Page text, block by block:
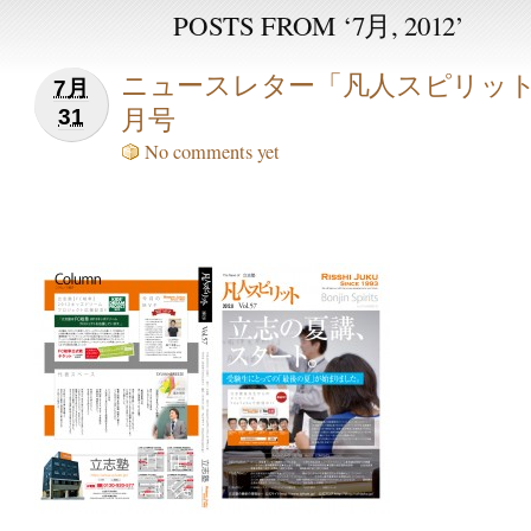
POSTS FROM ‘7月, 2012’
7月
31
ニュースレター「凡人スピリッ
月号
No comments yet